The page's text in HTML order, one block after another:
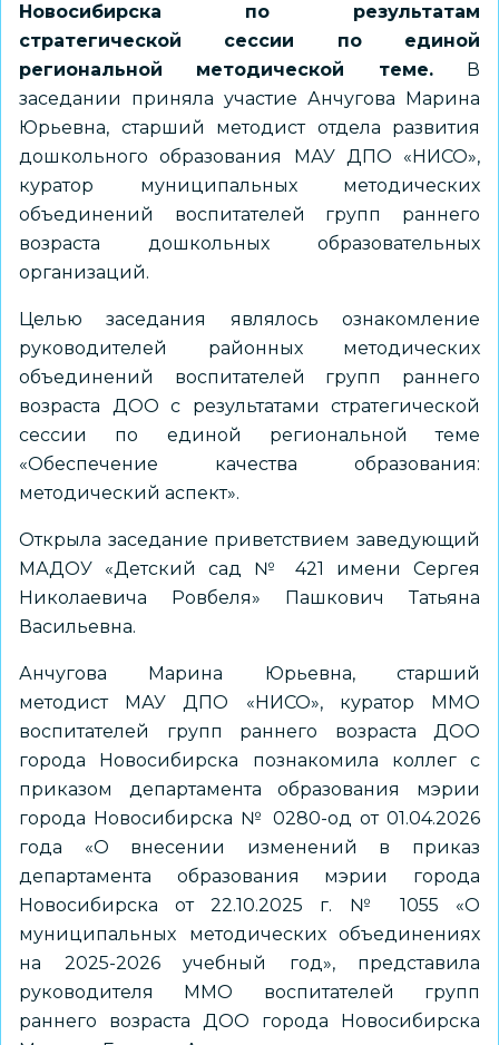
Новосибирска по результатам
стратегической сессии по единой
региональной методической теме. В
заседании приняла участие Анчугова Марина
Юрьевна, старший методист отдела развития
дошкольного образования МАУ ДПО «НИСО»,
куратор муниципальных методических
объединений воспитателей групп раннего
возраста дошкольных образовательных
организаций.
Целью заседания являлось ознакомление
руководителей районных методических
объединений воспитателей групп раннего
возраста ДОО с результатами стратегической
сессии по единой региональной теме
«Обеспечение качества образования:
методический аспект».
Открыла заседание приветствием заведующий
МАДОУ «Детский сад № 421 имени Сергея
Николаевича Ровбеля» Пашкович Татьяна
Васильевна.
Анчугова Марина Юрьевна, старший
методист МАУ ДПО «НИСО», куратор ММО
воспитателей групп раннего возраста ДОО
города Новосибирска познакомила коллег с
приказом департамента образования мэрии
города Новосибирска № 0280-од от 01.04.2026
года «О внесении изменений в приказ
департамента образования мэрии города
Новосибирска от 22.10.2025 г. № 1055 «О
муниципальных методических объединениях
на 2025-2026 учебный год», представила
руководителя ММО воспитателей групп
раннего возраста ДОО города Новосибирска